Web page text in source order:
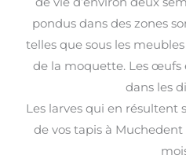
pondus dans des zones
telles que sous les
de la moquette. Les œufs
dans les
Les larves qui en résultent
de vos tapis à